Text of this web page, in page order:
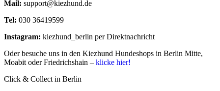
Mail: support@kiezhund.de
Tel: 030 36419599
Instagram: kiezhund_berlin per Direktnachricht
Oder besuche uns in den Kiezhund Hundeshops in Berlin Mitte,
Moabit oder Friedrichshain – klicke hier!
Click & Collect in Berlin